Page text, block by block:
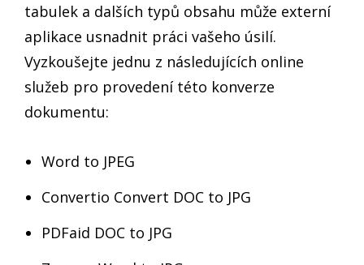
tabulek a dalších typů obsahu může externí
aplikace usnadnit práci vašeho úsilí.
Vyzkoušejte jednu z následujících online
služeb pro provedení této konverze
dokumentu:
Word to JPEG
Convertio Convert DOC to JPG
PDFaid DOC to JPG